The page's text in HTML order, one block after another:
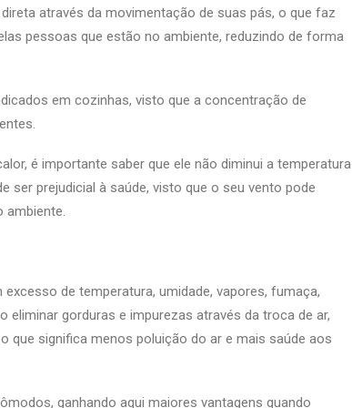
através da movimentação de suas pás, o que faz
pessoas que estão no ambiente, reduzindo de forma
em cozinhas, visto que a concentração de
é importante saber que ele não diminui a temperatura
ser prejudicial à saúde, visto que o seu vento pode
ambiente.
de temperatura, umidade, vapores, fumaça,
gorduras e impurezas através da troca de ar,
que significa menos poluição do ar e mais saúde aos
ganhando aqui maiores vantagens quando